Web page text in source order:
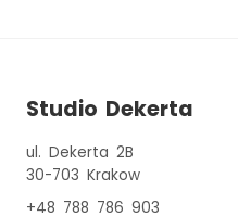
Studio Dekerta
ul. Dekerta 2B
30-703 Krakow
+48 788 786 903